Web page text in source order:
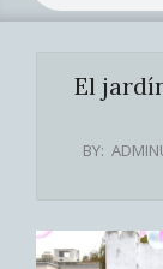
El
BY: